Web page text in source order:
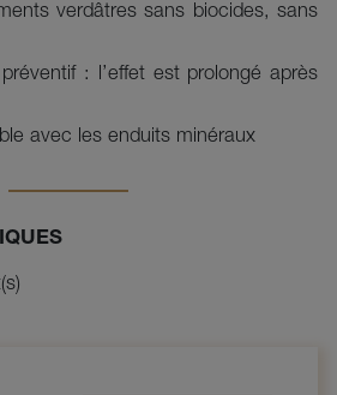
verdâtres sans biocides, sans
: l’effet est prolongé après
avec les enduits minéraux